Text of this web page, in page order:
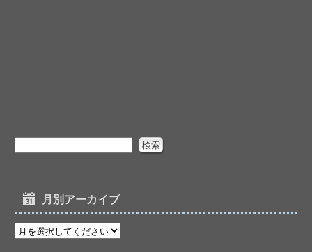
月別アーカイブ